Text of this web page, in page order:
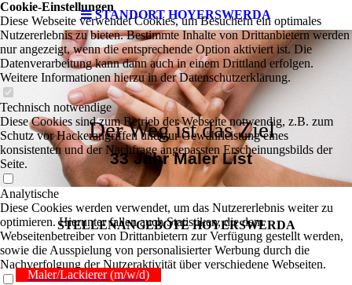
STANDORT HOYERSWERDA
Der Weg ist das Ziel
33 Jahr Maler List
STELLEN­ANGEBOTE HOYERSWERDA
Maler/Lackierer (m/w/d)
Cookie-Einstellungen
Diese Webseite verwendet Cookies, um Besuchern ein optimales
Nutzererlebnis zu bieten. Bestimmte Inhalte von Drittanbietern werden
nur angezeigt, wenn die entsprechende Option aktiviert ist. Die
Datenverarbeitung kann dann auch in einem Drittland erfolgen.
Weitere Informationen hierzu in der Datenschutzerklärung.
Technisch notwendige
Diese Cookies sind zum Betrieb der Webseite notwendig, z.B. zum
Schutz vor Hackerangriffen und zur Gewährleistung eines
konsistenten und der Nachfrage angepassten Erscheinungsbilds der
Seite.
Analytische
Diese Cookies werden verwendet, um das Nutzererlebnis weiter zu
optimieren. Hierunter fallen auch Statistiken, die dem
Webseitenbetreiber von Drittanbietern zur Verfügung gestellt werden,
sowie die Ausspielung von personalisierter Werbung durch die
Nachverfolgung der Nutzeraktivität über verschiedene Webseiten.